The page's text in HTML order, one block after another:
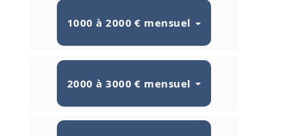
1000 à 2000 € mensuel
2000 à 3000 € mensuel